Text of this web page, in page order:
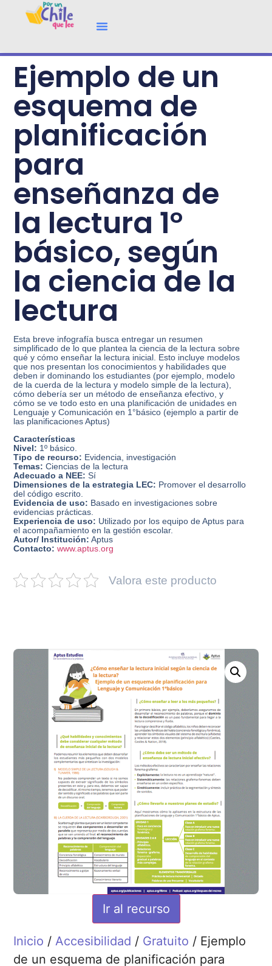
Ejemplo de un
esquema de
planificación
para
enseñanza de
la lectura 1°
básico, según
la ciencia de la
lectura
Esta breve infografía busca entregar un resumen
simplificado de lo que plantea la ciencia de la lectura sobre
qué y cómo enseñar la lectura inicial. Esto incluye modelos
que nos presentan los conocimientos y habilidades que
deben ir dominando los estudiantes (por ejemplo, modelo
de la cuerda de la lectura y modelo simple de la lectura),
cómo debería ser un método de enseñanza efectivo, y
cómo se ve todo esto en una planificación de unidades en
Lenguaje y Comunicación en 1°básico (ejemplo a partir de
las planificaciones Aptus)
Características
Nivel: 1º básico.
Tipo de recurso: Evidencia, investigación
Temas: Ciencias de la lectura
Adecuado a NEE: Sí
Dimensiones de la estrategia LEC: Promover el desarrollo
del código escrito.
Evidencia de uso: Basado en investigaciones sobre
evidencias prácticas.
Experiencia de uso: Utilizado por los equipo de Aptus para
el acompañamiento en la gestión escolar.
Autor/ Institución: Aptus
Contacto: www.aptus.org
Valora este producto
Ir al recurso
Inicio /Accesibilidad / Gratuito / Ejemplo
de un esquema de planificación para